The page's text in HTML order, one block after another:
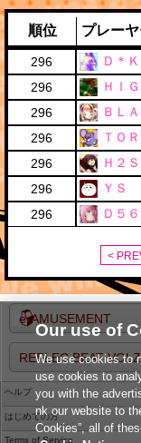
順位 プレー
296 Ｄ＊
296
ＨＩＧ
296
ＢＬ
296
ＴＯ
296
Ｈ２
296
ＹＳ
296
Ｄ５６
<
e-AMUSEMENT
REFLEC BEAT
ヘルプ
はじめての方
Terms of Service
Our use of
We use cookies to
use cookies to
you with the
nk our website to
Cookies”, all of